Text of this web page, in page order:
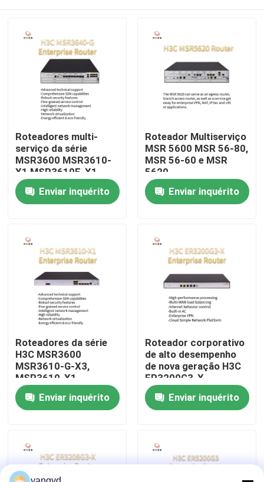
Para casa
Produtos
Visita à fábrica
Controle de qualidade
Contacte-nos
Notícias
Casos
Servidor do armazenamento de cremalheira
Roteadores multi-
serviço da série
MSR3600 MSR3610-
X1 MSR3610E-X1
MSR3640-X1-HI
MSR3640-X1
MSR3640-G
Enviar inquérito
Roteador Multiserviço
MSR 5600 MSR 56-80,
MSR 56-60 e MSR
5620
Enviar inquérito
Roteadores da série
H3C MSR3600
MSR3610-G-X3,
MSR3610-X1,
MSR3640-X1-HI,
MSR3640-X1,
MSR3620-X1
Enviar inquérito
Roteador corporativo
de alto desempenho
de nova geração H3C
ER3200G3-X
Enviar inquérito